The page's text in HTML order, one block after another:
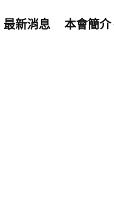
最新消息 本會簡介